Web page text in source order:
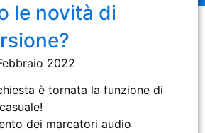
le novità di
2022
è tornata la funzione di
dei marcatori audio